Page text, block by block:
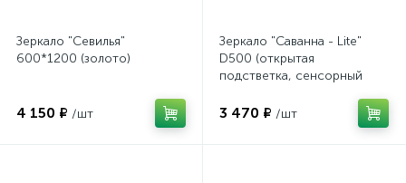
Зеркало "Севилья"
600*1200 (золото)
4 150 ₽ /шт
Зеркало "Саванна - Lite"
D500 (открытая
подстветка, сенсорный
3 470 ₽ /шт